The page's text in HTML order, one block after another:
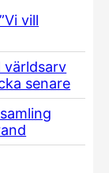
vill
världsarv
senare